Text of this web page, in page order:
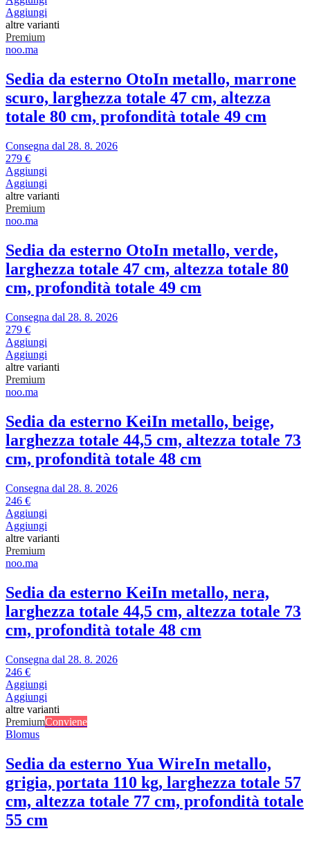
Aggiungi
altre varianti
Premium
noo.ma
Sedia da esterno OtoIn metallo, marrone
scuro, larghezza totale 47 cm, altezza
totale 80 cm, profondità totale 49 cm
Consegna dal 28. 8. 2026
279 €
Aggiungi
Aggiungi
altre varianti
Premium
noo.ma
Sedia da esterno OtoIn metallo, verde,
larghezza totale 47 cm, altezza totale 80
cm, profondità totale 49 cm
Consegna dal 28. 8. 2026
279 €
Aggiungi
Aggiungi
altre varianti
Premium
noo.ma
Sedia da esterno KeiIn metallo, beige,
larghezza totale 44,5 cm, altezza totale 73
cm, profondità totale 48 cm
Consegna dal 28. 8. 2026
246 €
Aggiungi
Aggiungi
altre varianti
Premium
noo.ma
Sedia da esterno KeiIn metallo, nera,
larghezza totale 44,5 cm, altezza totale 73
cm, profondità totale 48 cm
Consegna dal 28. 8. 2026
246 €
Aggiungi
Aggiungi
altre varianti
PremiumConviene
Blomus
Sedia da esterno Yua WireIn metallo,
grigia, portata 110 kg, larghezza totale 57
cm, altezza totale 77 cm, profondità totale
55 cm